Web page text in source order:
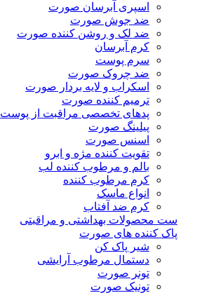
اسپری آبرسان صورت
ضد جوش صورت
ضد لک و روشن کننده صورت
کرم آبرسان
سرم پوست
ضد چروک صورت
اسکراب و لایه بردار صورت
ترمیم کننده صورت
پدهای تخصصی مراقبت از پوست
پیلینگ صورت
اسنس صورت
تقویت کننده مژه و ابرو
بالم و مرطوب کننده لب
کرم مرطوب کننده
انواع ماسک
کرم ضد آفتاب
ست محصولات بهداشتی و مراقبتی
پاک کننده های صورت
شیر پاک کن
دستمال مرطوب آرایشی
تونر صورت
تونیک صورت